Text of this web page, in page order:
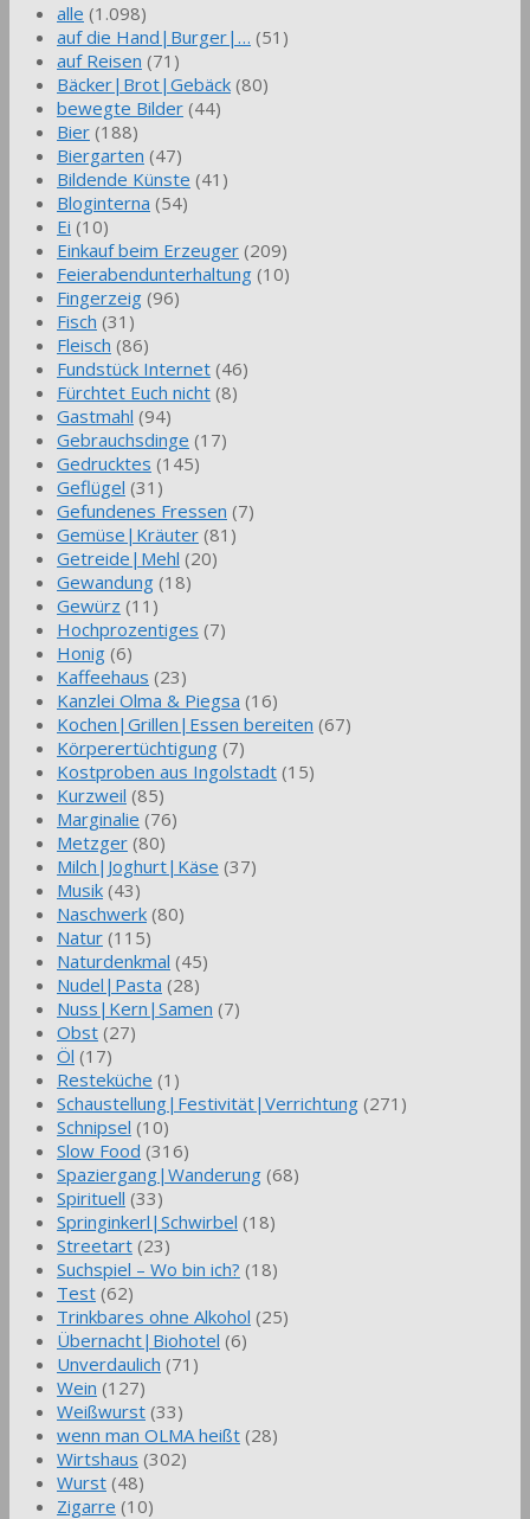
alle (1.098)
auf die Hand|Burger|… (51)
auf Reisen (71)
Bäcker|Brot|Gebäck (80)
bewegte Bilder (44)
Bier (188)
Biergarten (47)
Bildende Künste (41)
Bloginterna (54)
Ei (10)
Einkauf beim Erzeuger (209)
Feierabendunterhaltung (10)
Fingerzeig (96)
Fisch (31)
Fleisch (86)
Fundstück Internet (46)
Fürchtet Euch nicht (8)
Gastmahl (94)
Gebrauchsdinge (17)
Gedrucktes (145)
Geflügel (31)
Gefundenes Fressen (7)
Gemüse|Kräuter (81)
Getreide|Mehl (20)
Gewandung (18)
Gewürz (11)
Hochprozentiges (7)
Honig (6)
Kaffeehaus (23)
Kanzlei Olma & Piegsa (16)
Kochen|Grillen|Essen bereiten (67)
Körperertüchtigung (7)
Kostproben aus Ingolstadt (15)
Kurzweil (85)
Marginalie (76)
Metzger (80)
Milch|Joghurt|Käse (37)
Musik (43)
Naschwerk (80)
Natur (115)
Naturdenkmal (45)
Nudel|Pasta (28)
Nuss|Kern|Samen (7)
Obst (27)
Öl (17)
Resteküche (1)
Schaustellung|Festivität|Verrichtung (271)
Schnipsel (10)
Slow Food (316)
Spaziergang|Wanderung (68)
Spirituell (33)
Springinkerl|Schwirbel (18)
Streetart (23)
Suchspiel – Wo bin ich? (18)
Test (62)
Trinkbares ohne Alkohol (25)
Übernacht|Biohotel (6)
Unverdaulich (71)
Wein (127)
Weißwurst (33)
wenn man OLMA heißt (28)
Wirtshaus (302)
Wurst (48)
Zigarre (10)